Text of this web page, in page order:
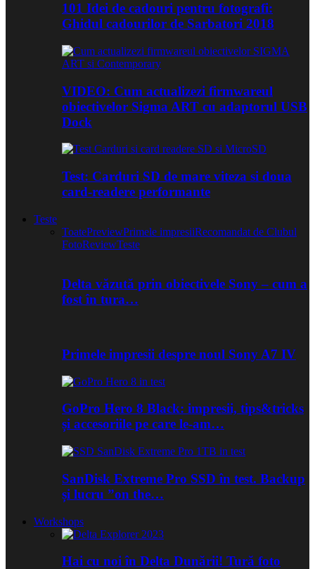
101 Idei de cadouri pentru fotografi:
Ghidul cadourilor de Sarbatori 2018
VIDEO: Cum actualizezi firmwareul
obiectivelor Sigma ART cu adaptorul USB
Dock
Test: Carduri SD de mare viteza si doua
card-readere performante
Teste
ToatePreviewPrimele impresiiRecomandat de Clubul
FotoReviewTeste
Delta văzută prin obiectivele Sony – cum a
fost în tura…
Primele impresii despre noul Sony A7 IV
GoPro Hero 8 Black: impresii, tips&tricks
și accesoriile pe care le-am…
SanDisk Extreme Pro SSD în test. Backup
și lucru ”on the…
Workshops
Hai cu noi în Delta Dunării! Tură foto